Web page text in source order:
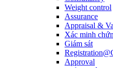
Weight control
Assurance
Appraisal &
Xác minh
Giám sát
Approval